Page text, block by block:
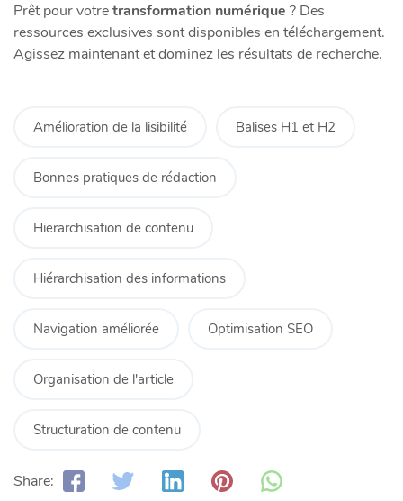
Prêt pour votretransformation numérique ? Des
ressources exclusives sont disponibles en téléchargement.
Agissez maintenant et dominez les résultats de recherche.
Amélioration de la lisibilité Balises H1 et H2
Bonnes pratiques de rédaction
Hierarchisation de contenu
Hiérarchisation des informations
Navigation améliorée Optimisation SEO
Organisation de l'article
Structuration de contenu
Share: